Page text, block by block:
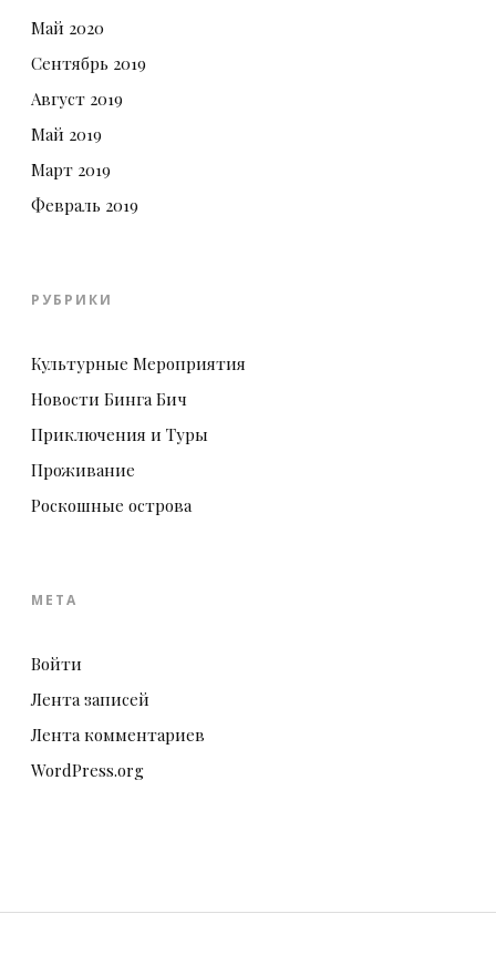
Май 2020
Сентябрь 2019
Август 2019
Май 2019
Март 2019
Февраль 2019
РУБРИКИ
Культурные Мероприятия
Новости Бинга Бич
Приключения и Туры
Проживание
Роскошные острова
МЕТА
Войти
Лента записей
Лента комментариев
WordPress.org